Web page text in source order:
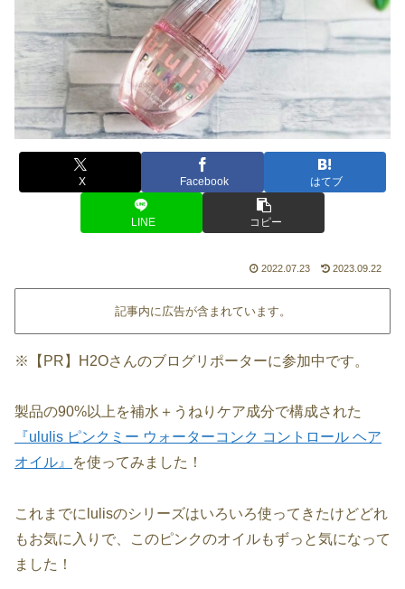
X Facebook はてブ
LINE コピー
2022.07.23 2023.09.22
記事内に広告が含まれています。
※【PR】H2Oさんのブログリポーターに参加中です。
製品の90%以上を補水＋うねりケア成分で構成された
『ululis ピンクミー ウォーターコンク コントロール ヘア
オイル』
を使ってみました！
これまでにlulisのシリーズはいろいろ使ってきたけどどれ
もお気に入りで、このピンクのオイルもずっと気になって
ました！